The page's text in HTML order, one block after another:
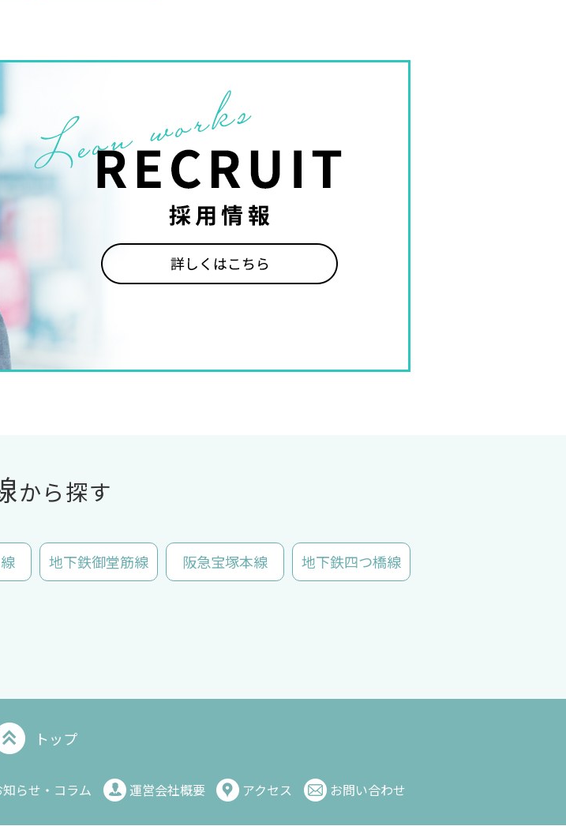
から探す
地下鉄御堂筋線 阪急宝塚本線 地下鉄四つ橋線
トップ
知らせ・コラム 運営会社概要 アクセス お問い合わせ